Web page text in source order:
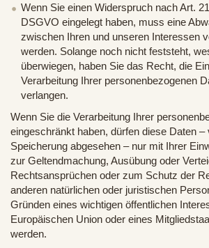
Wenn Sie einen Widerspruch nach Art.
DSGVO eingelegt haben, muss eine
zwischen Ihren und unseren Interessen
werden. Solange noch nicht feststeht,
überwiegen, haben Sie das Recht, die
Verarbeitung Ihrer personenbezogenen
verlangen.
Wenn Sie die Verarbeitung Ihrer
eingeschränkt haben, dürfen diese Daten –
Speicherung abgesehen – nur mit Ihrer
zur Geltendmachung, Ausübung oder
Rechtsansprüchen oder zum Schutz der
anderen natürlichen oder juristischen
Gründen eines wichtigen öffentlichen
Europäischen Union oder eines
werden.